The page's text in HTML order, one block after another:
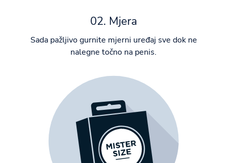
02. Mjera
Sada pažljivo gurnite mjerni uređaj sve dok ne
nalegne točno na penis.